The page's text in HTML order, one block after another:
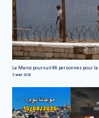
Le Maroc poursuit 86 personnes pour
5 août 2026